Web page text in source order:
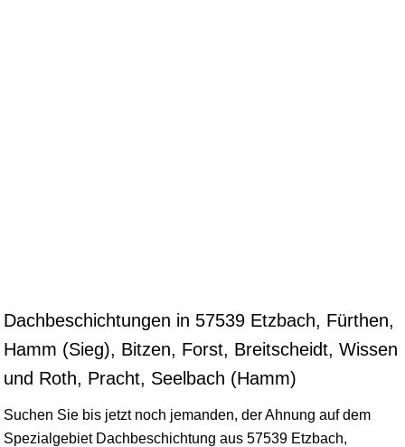
Dachbeschichtungen in 57539 Etzbach, Fürthen,
Hamm (Sieg), Bitzen, Forst, Breitscheidt, Wissen
und Roth, Pracht, Seelbach (Hamm)
Suchen Sie bis jetzt noch jemanden, der Ahnung auf dem
Spezialgebiet Dachbeschichtung aus 57539 Etzbach,